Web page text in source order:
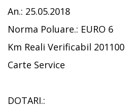
An.: 25.05.2018
Norma Poluare.: EURO 6
Km Reali Verificabil 201100
Carte Service
DOTARI.: